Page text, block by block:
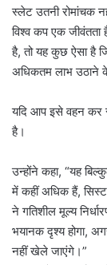
स्लेट उतनी रोमांचक
विश्व कप एक
है, तो यह कुछ ऐसा है
अधिकतम लाभ उठाने
यदि आप इसे वहन कर
है।
उन्होंने कहा, “यह
में कहीं अधिक हैं,
ने गतिशील मूल्य
भयानक दृश्य होगा,
नहीं खेले जाएंगे।”